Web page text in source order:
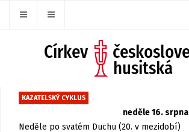
KAZATELSKÝ CYKLUS
neděle 16. srpna
Neděle po svatém Duchu (20. v mezidobí)